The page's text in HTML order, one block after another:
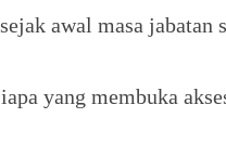
awal masa jabatan
yang membuka